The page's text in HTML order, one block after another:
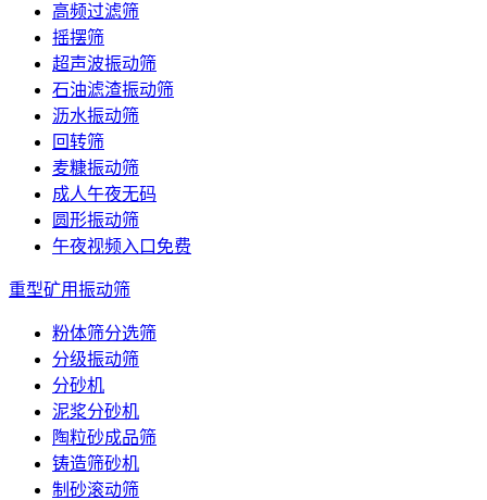
高频过滤筛
摇摆筛
超声波振动筛
石油滤渣振动筛
沥水振动筛
回转筛
麦糠振动筛
成人午夜无码
圆形振动筛
午夜视频入口免费
重型矿用振动筛
粉体筛分选筛
分级振动筛
分砂机
泥浆分砂机
陶粒砂成品筛
铸造筛砂机
制砂滚动筛